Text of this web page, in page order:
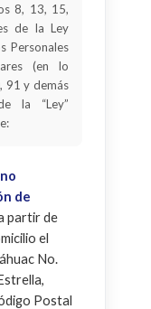
8, 13, 15,
de la Ley
Personales
(en lo
91 y demás
la “Ley”
de
partir de
el
No.
Postal